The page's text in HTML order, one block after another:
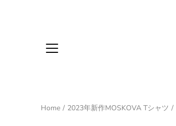
Home / 2023年新作MOSKOVA Tシャツ /